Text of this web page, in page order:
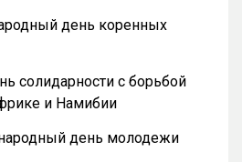
день коренных
солидарности с борьбой
и Намибии
день молодежи